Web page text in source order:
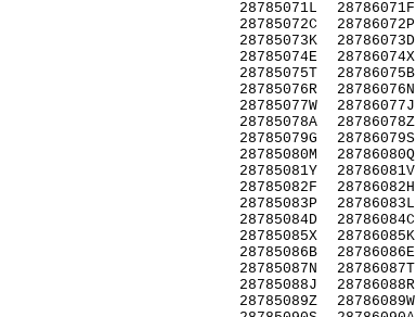
28785071L
28785072C
28785073K
28785074E
28785075T
28785076R
28785077W
28785078A
28785079G
28785080M
28785081Y
28785082F
28785083P
28785084D
28785085X
28785086B
28785087N
28785088J
28785089Z
28786071F
28786072P
28786073D
28786074X
28786075B
28786076N
28786077J
28786078Z
28786079S
28786080Q
28786081V
28786082H
28786083L
28786084C
28786085K
28786086E
28786087T
28786088R
28786089W